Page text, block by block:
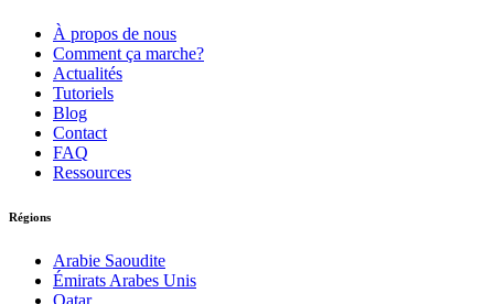
À propos de nous
Comment ça marche?
Actualités
Tutoriels
Blog
Contact
FAQ
Ressources
Régions
Arabie Saoudite
Émirats Arabes Unis
Qatar